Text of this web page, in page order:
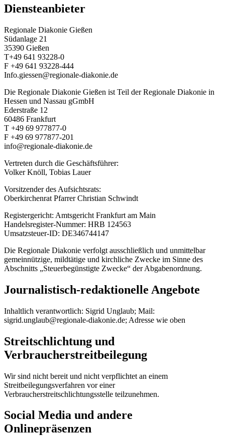
Diensteanbieter
Regionale Diakonie Gießen
Südanlage 21
35390 Gießen
T+49 641 93228-0
F +49 641 93228-444
Info.giessen@regionale-diakonie.de
Die Regionale Diakonie Gießen ist Teil der Regionale Diakonie in
Hessen und Nassau gGmbH
Ederstraße 12
60486 Frankfurt
T +49 69 977877-0
F +49 69 977877-201
info@regionale-diakonie.de
Vertreten durch die Geschäftsführer:
Volker Knöll, Tobias Lauer
Vorsitzender des Aufsichtsrats:
Oberkirchenrat Pfarrer Christian Schwindt
Registergericht: Amtsgericht Frankfurt am Main
Handelsregister-Nummer: HRB 124563
Umsatzsteuer-ID: DE346744147
Die Regionale Diakonie verfolgt ausschließlich und unmittelbar
gemeinnützige, mildtätige und kirchliche Zwecke im Sinne des
Abschnitts „Steuerbegünstigte Zwecke“ der Abgabenordnung.
Journalistisch-redaktionelle Angebote
Inhaltlich verantwortlich: Sigrid Unglaub; Mail:
sigrid.unglaub@regionale-diakonie.de; Adresse wie oben
Streitschlichtung und
Verbraucherstreitbeilegung
Wir sind nicht bereit und nicht verpflichtet an einem
Streitbeilegungsverfahren vor einer
Verbraucherstreitschlichtungsstelle teilzunehmen.
Social Media und andere
Onlinepräsenzen